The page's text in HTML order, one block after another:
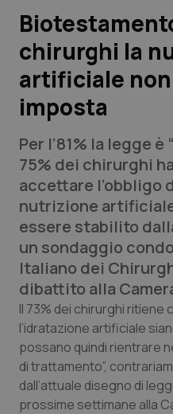
Lavoro e Professioni
Scienza e Farmaci
Studi e Analisi
Lettere al direttore
Edizioni Regionali
QS Pro
Professionisti
Abruzzo
Basilicata
Calabria
QS Pro Gold
Artrite & artrosi
Asma & BPCO
QS Club Newsletter
chirurghi la
artificiale
imposta
Per l’81% la legge
75% dei chirurghi
accettare l’obbligo
nutrizione
essere stabilito
un sondaggio
Italiano dei
dibattito alla
Il 73% dei chirurghi
l’idratazione artificiale
possano quindi rientrare
di trattamento”,
dall’attuale disegno di
prossime settimane alla